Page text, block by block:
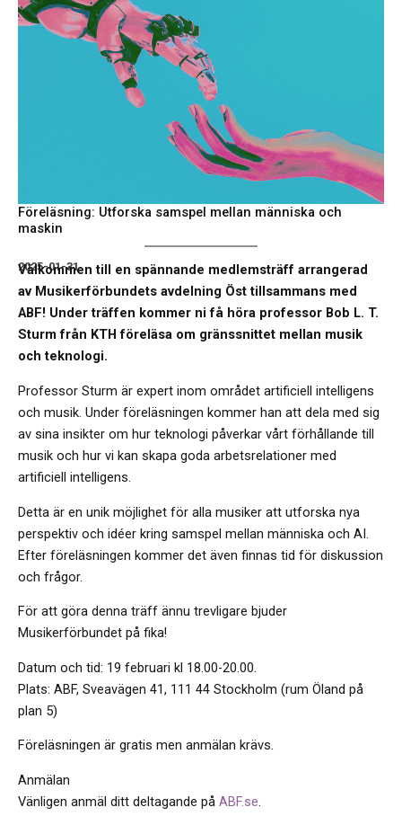
Föreläsning: Utforska samspel mellan människa och
maskin
2025-01-31
Välkommen till en spännande medlemsträff arrangerad
av Musikerförbundets avdelning Öst tillsammans med
ABF! Under träffen kommer ni få höra professor Bob L. T.
Sturm från KTH föreläsa om gränssnittet mellan musik
och teknologi.
Professor Sturm är expert inom området artificiell intelligens
och musik. Under föreläsningen kommer han att dela med sig
av sina insikter om hur teknologi påverkar vårt förhållande till
musik och hur vi kan skapa goda arbetsrelationer med
artificiell intelligens.
Detta är en unik möjlighet för alla musiker att utforska nya
perspektiv och idéer kring samspel mellan människa och AI.
Efter föreläsningen kommer det även finnas tid för diskussion
och frågor.
För att göra denna träff ännu trevligare bjuder
Musikerförbundet på fika!
Datum och tid: 19 februari kl 18.00-20.00.
Plats: ABF, Sveavägen 41, 111 44 Stockholm (rum Öland på
plan 5)
Föreläsningen är gratis men anmälan krävs.
Anmälan
Vänligen anmäl ditt deltagande på ABF.se.